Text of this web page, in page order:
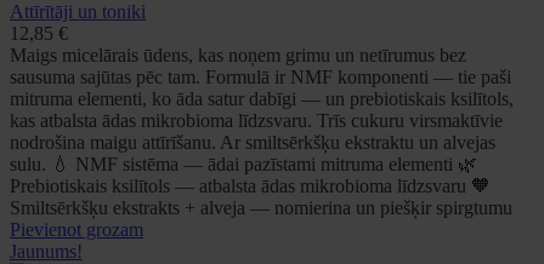
Attīrītāji un toniki
12,85 €
Maigs micelārais ūdens, kas noņem grimu un netīrumus bez
sausuma sajūtas pēc tam. Formulā ir NMF komponenti — tie paši
mitruma elementi, ko āda satur dabīgi — un prebiotiskais ksilītols,
kas atbalsta ādas mikrobioma līdzsvaru. Trīs cukuru virsmaktīvie
nodrošina maigu attīrīšanu. Ar smiltsērkšķu ekstraktu un alvejas
sulu. 💧 NMF sistēma — ādai pazīstami mitruma elementi 🌿
Prebiotiskais ksilītols — atbalsta ādas mikrobioma līdzsvaru 🧡
Smiltsērkšķu ekstrakts + alveja — nomierina un piešķir spirgtumu
Pievienot grozam
Jaunums!